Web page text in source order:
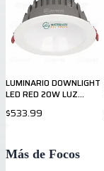
LUMINARIO DOWNLIGHT
LED RED 20W LUZ
$533.99
Más de Focos